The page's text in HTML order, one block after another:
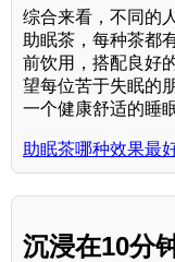
综合来看，不同的
助眠茶，每种茶都
前饮用，搭配良好
望每位苦于失眠的
一个健康舒适的睡
助眠茶哪种效果最
沉浸在10分